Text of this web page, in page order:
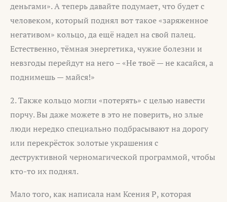
деньгами». А теперь давайте подумает, что будет с
человеком, который поднял вот такое «заряженное
негативом» кольцо, да ещё надел на свой палец.
Естественно, тёмная энергетика, чужие болезни и
невзгоды перейдут на него – «Не твоё — не касайся, а
поднимешь — майся!»
2. Также кольцо могли «потерять» с целью навести
порчу. Вы даже можете в это не поверить, но злые
люди нередко специально подбрасывают на дорогу
или перекрёсток золотые украшения с
деструктивной черномагической программой, чтобы
кто-то их поднял.
Мало того, как написала нам Ксения Р, которая